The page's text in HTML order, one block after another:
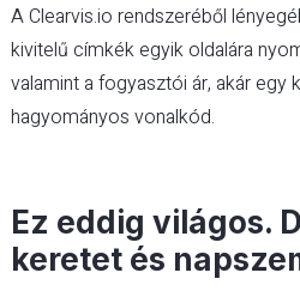
A Clearvis.io rendszeréből
kivitelű címkék egyik oldalára
valamint a fogyasztói ár, akár egy
hagyományos vonalkód.
Ez eddig világos.
keretet és